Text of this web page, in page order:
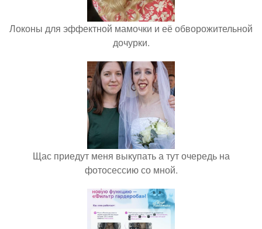
Локоны для эффектной мамочки и её обворожительной
дочурки.
Щас приедут меня выкупать а тут очередь на
фотосессию со мной.